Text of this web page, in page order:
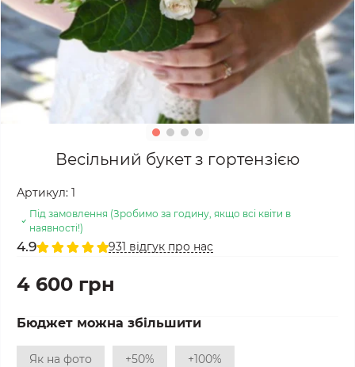
Весільний букет з гортензією
Артикул: 1
Під замовлення (Зробимо за годину, якщо всі квіти в
наявності!)
4.9 931 відгук про нас
4 600 грн
Бюджет можна збільшити
Як на фото +50% +100%